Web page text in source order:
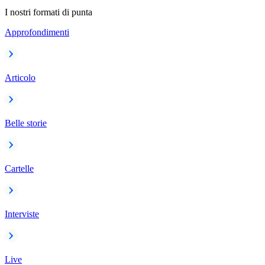
I nostri formati di punta
Approfondimenti
Articolo
Belle storie
Cartelle
Interviste
Live